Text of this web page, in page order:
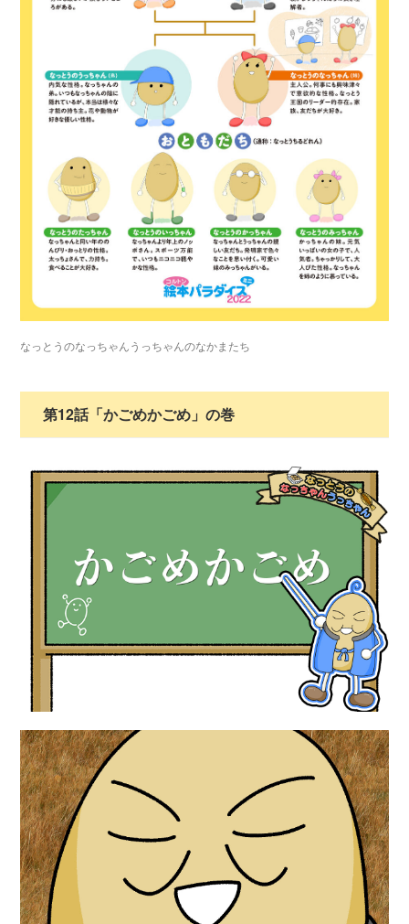
なっとうのなっちゃんうっちゃんのなかまたち
第12話「かごめかごめ」の巻